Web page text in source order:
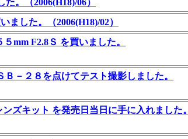
。（2006(H18)/06）
した。（2006(H18)/02）
F2.8Ｓ を買いました。
２８を点けてテスト撮影しました。
キット を発売日当日に手に入れました。